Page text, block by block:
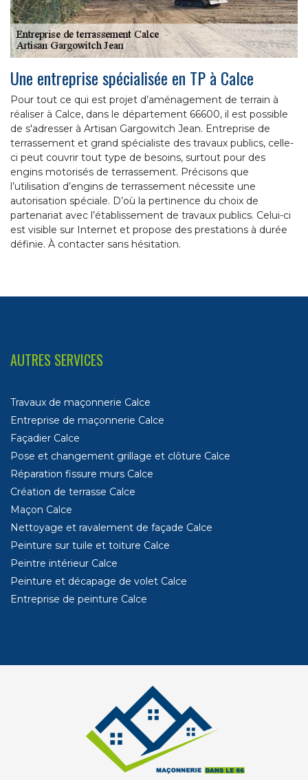
Une entreprise spécialisée en TP à Calce
Pour tout ce qui est projet d’aménagement de terrain à
réaliser à Calce, dans le département 66600, il est possible
de s'adresser à Artisan Gargowitch Jean. Entreprise de
terrassement et grand spécialiste des travaux publics, celle-
ci peut couvrir tout type de besoins, surtout pour des
engins motorisés de terrassement. Précisons que
l’utilisation d’engins de terrassement nécessite une
autorisation spéciale. D’où la pertinence du choix de
partenariat avec l’établissement de travaux publics. Celui-ci
est visible sur Internet et propose des prestations à durée
définie. À contacter sans hésitation.
AUTRES SERVICES
Travaux de maçonnerie Calce
Entreprise de maçonnerie Calce
Façadier Calce
Pose et changement grillage et clôture Calce
Réparation fissure murs Calce
Création de terrasse Calce
Maçon Calce
Nettoyage et ravalement de façade Calce
Peinture sur tuile et toiture Calce
Peintre intérieur Calce
Peinture et décapage de volet Calce
Entreprise de peinture Calce